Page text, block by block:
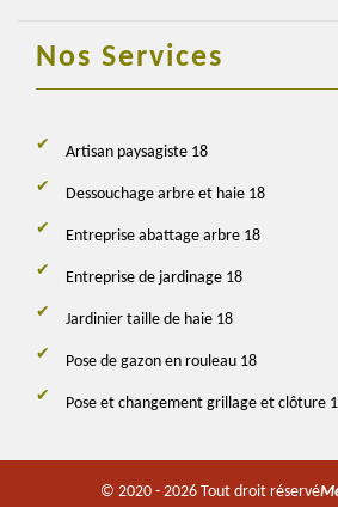
Nos Services
Artisan paysagiste 18
Dessouchage arbre et haie 18
Entreprise abattage arbre 18
Entreprise de jardinage 18
Jardinier taille de haie 18
Pose de gazon en rouleau 18
Pose et changement grillage et clôture
© 2020 - 2026 Tout droit réservé